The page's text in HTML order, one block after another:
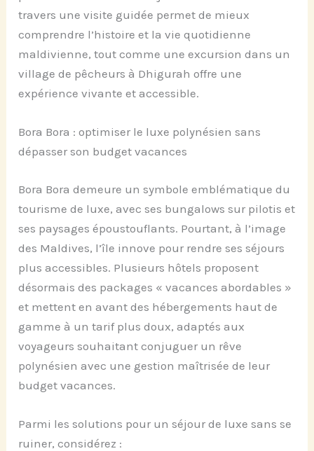
travers une visite guidée permet de mieux
comprendre l’histoire et la vie quotidienne
maldivienne, tout comme une excursion dans un
village de pêcheurs à Dhigurah offre une
expérience vivante et accessible.
Bora Bora : optimiser le luxe polynésien sans
dépasser son budget vacances
Bora Bora demeure un symbole emblématique du
tourisme de luxe, avec ses bungalows sur pilotis et
ses paysages époustouflants. Pourtant, à l’image
des Maldives, l’île innove pour rendre ses séjours
plus accessibles. Plusieurs hôtels proposent
désormais des packages « vacances abordables »
et mettent en avant des hébergements haut de
gamme à un tarif plus doux, adaptés aux
voyageurs souhaitant conjuguer un rêve
polynésien avec une gestion maîtrisée de leur
budget vacances.
Parmi les solutions pour un séjour de luxe sans se
ruiner, considérez :